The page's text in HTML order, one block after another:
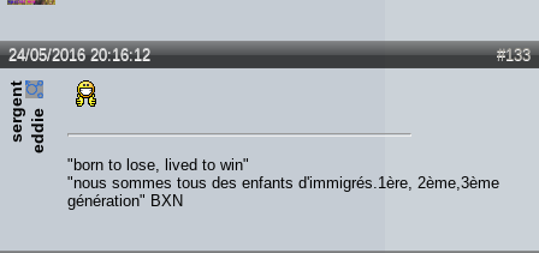
#133
24/05/2016 20:16:12
s
e
rg
e
n
t
e
d
d
ie
"born to lose, lived to win"
"nous sommes tous des enfants d'immigrés.1ère, 2ème,3ème
génération" BXN